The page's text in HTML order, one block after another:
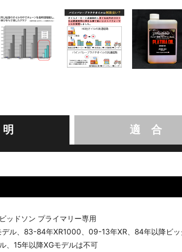
適 合
ッドソン プライマリー専用
ル、83-84年XR1000、09-13年XR、84年以降ビッ
、15年以降XGモデルは不可